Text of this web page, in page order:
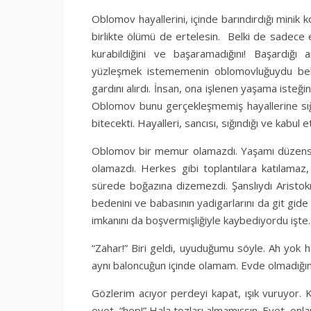
Oblomov hayallerini, içinde barındırdığı
birlikte ölümü de ertelesin. Belki de sadece
kurabildiğini ve başaramadığını!
yüzleşmek istememenin oblomovluğuydu
gardını alırdı. İnsan, ona işlenen yaşama
Oblomov bunu gerçekleşmemiş hayallerine
bitecekti. Hayalleri, sancısı, sığındığı ve
Oblomov bir memur olamazdı. Yaşamı
olamazdı. Herkes gibi toplantılara
sürede boğazına dizemezdi. Şanslıydı
bedenini ve babasının yadigarlarını da git
imkanını da boşvermişliğiyle kaybediyordu işte.
“Zahar!” Biri geldi, uyuduğumu söyle. Ah yok
aynı baloncuğun içinde olamam. Evde
Gözlerim acıyor perdeyi kapat, ışık